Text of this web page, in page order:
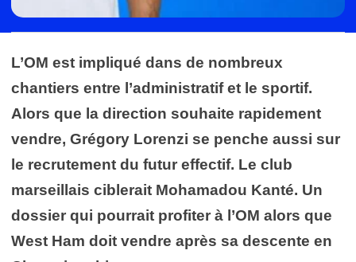
L’OM est impliqué dans de nombreux
chantiers entre l’administratif et le sportif.
Alors que la direction souhaite rapidement
vendre, Grégory Lorenzi se penche aussi sur
le recrutement du futur effectif. Le club
marseillais ciblerait Mohamadou Kanté. Un
dossier qui pourrait profiter à l’OM alors que
West Ham doit vendre après sa descente en